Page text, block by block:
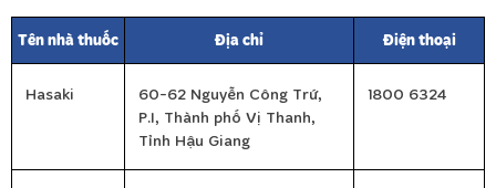
Tên nhà thuốc Địa chỉ Điện thoại
Hasaki
60-62 Nguyễn Công Trứ,
P.I, Thành phố Vị Thanh,
Tỉnh Hậu Giang
1800 6324